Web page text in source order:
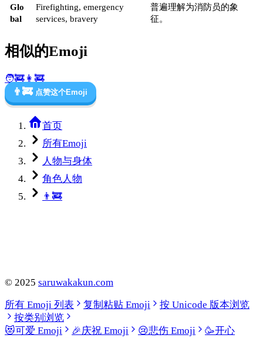
Glo
bal
Firefighting, emergency
services, bravery
普遍理解为消防员的象
征。
相似的Emoji
🧑‍🚒 👩‍🚒
👨‍🚒 点赞这个Emoji
首页
所有Emoji
人物与身体
角色人物
👨‍🚒
© 2025 saruwakakun.com
所有 Emoji 列表
复制粘贴 Emoji
按 Unicode 版本浏览
按类别浏览
😻可爱 Emoji 🎉庆祝 Emoji 😢悲伤 Emoji 🥳开心